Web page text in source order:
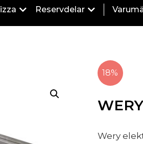
Reservdelar
18%
Wery